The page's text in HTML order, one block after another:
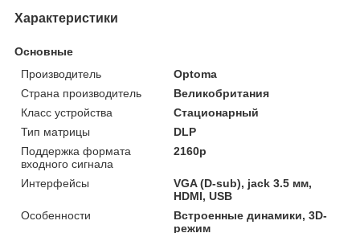
Характеристики
Основные
Производитель
Optoma
Страна производитель
Великобритания
Класс устройства
Стационарный
Тип матрицы
DLP
Поддержка формата
входного сигнала
2160p
Интерфейсы
VGA (D-sub), jack 3.5 мм,
HDMI, USB
Особенности
Встроенные динамики, 3D-
режим